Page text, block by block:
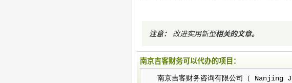
注意： 改进实用新型相关的文章。
南京吉客财务可以代办的项目：
南京吉客财务咨询有限公司（